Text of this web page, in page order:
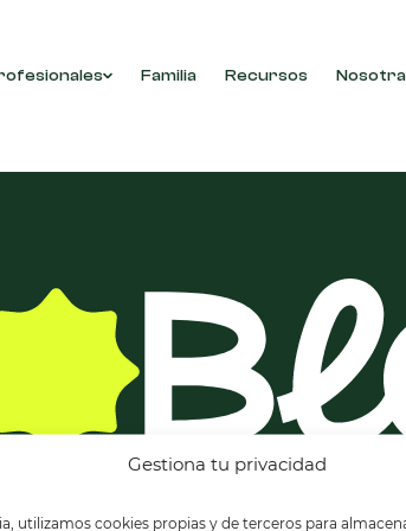
Gestiona tu privacidad
utilizamos cookies propias y de terceros para
Familia Recursos
selección.